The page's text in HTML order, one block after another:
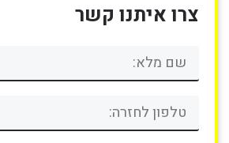
צרו איתנו קשר